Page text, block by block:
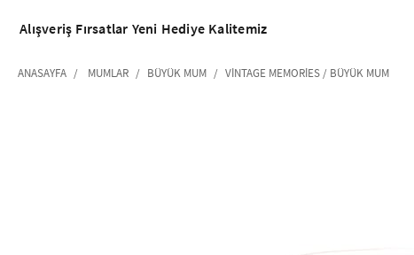
Alışveriş Fırsatlar Yeni Hediye Kalitemiz
ANASAYFA MUMLAR BÜYÜK MUM VINTAGE MEMORIES / BÜYÜK MUM